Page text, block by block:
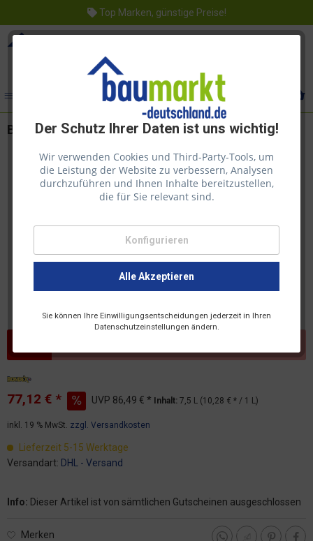
Top Marken, günstige Preise!
Der Schutz Ihrer Daten ist uns wichtig!
Wir verwenden Cookies und Third-Party-Tools, um
die Leistung der Website zu verbessern, Analysen
durchzuführen und Ihnen Inhalte bereitzustellen,
die für Sie relevant sind.
Konfigurieren
Alle Akzeptieren
Sie können Ihre Einwilligungsentscheidungen jederzeit in Ihren
Datenschutzeinstellungen ändern.
Bondex Holzfarbe für Außen Schwedenrot 7,5l
77,12 € * UVP 86,49 € * Inhalt: 7,5 L (10,28 € * / 1 L)
inkl. 19 % MwSt. zzgl. Versandkosten
Lieferzeit 5-15 Werktage
Versandart: DHL - Versand
Info: Dieser Artikel ist von sämtlichen Gutscheinen ausgeschlossen
Merken